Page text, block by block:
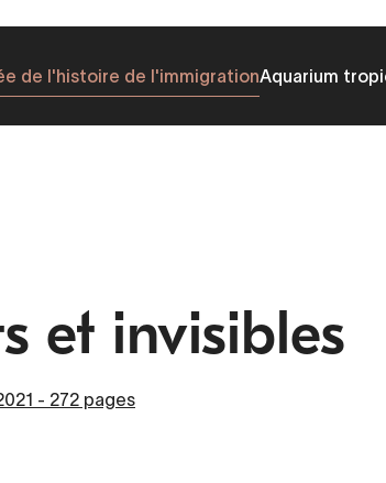
de l'histoire de l'immigrationAquarium
et invisibles
- 272 pages